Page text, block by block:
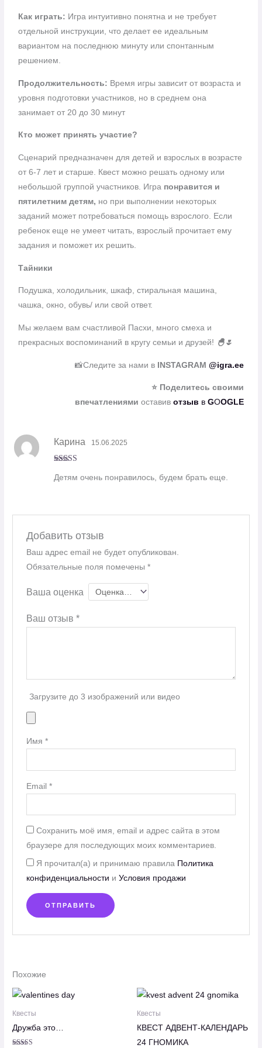
Как играть: Игра интуитивно понятна и не требует
отдельной инструкции, что делает ее идеальным
вариантом на последнюю минуту или спонтанным
решением.
Продолжительность: Время игры зависит от возраста и
уровня подготовки участников, но в среднем она
занимает от 20 до 30 минут
Кто может принять участие?
Сценарий предназначен для детей и взрослых в возрасте
от 6-7 лет и старше. Квест можно решать одному или
небольшой группой участников. Игра понравится и
пятилетним детям, но при выполнении некоторых
заданий может потребоваться помощь взрослого. Если
ребенок еще не умеет читать, взрослый прочитает ему
задания и поможет их решить.
Тайники
Подушка, холодильник, шкаф, стиральная машина,
чашка, окно, обувь/ или свой ответ.
Мы желаем вам счастливой Пасхи, много смеха и
прекрасных воспоминаний в кругу семьи и друзей! 🐣🌷
📸Следите за нами вINSTAGRAM @igra.ee
⭐ Поделитесь своими
впечатлениями оставив отзыв в GOOGLE
из 5
Карина 15.06.2025
Детям очень понравилось, будем брать еще.
Добавить отзыв
Ваш адрес email не будет опубликован.
Обязательные поля помечены *
Ваша оценка
Ваш отзыв *
Загрузите до 3 изображений или видео
Имя *
Email *
Сохранить моё имя, email и адрес сайта в этом
браузере для последующих моих комментариев.
Я прочитал(а) и принимаю правила Политика
конфиденциальности и Условия продажи
Похожие
Квесты
Дружба это…
Диапазон
7.50€
Квесты
КВЕСТ АДВЕНТ-КАЛЕНДАРЬ
24 ГНОМИКА
Диапазон
20.60€